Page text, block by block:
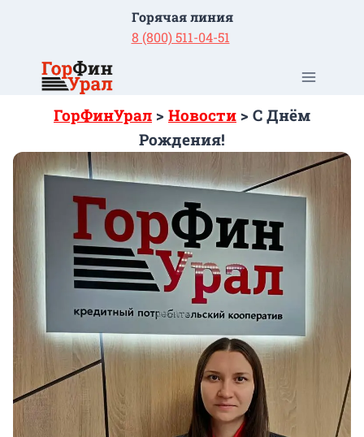
содержимому
Горячая линия
8 (800) 511-04-51
ГорФинУрал > Новости > С Днём
Рождения!